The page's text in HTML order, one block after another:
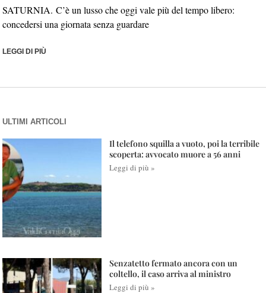
SATURNIA. C’è un lusso che oggi vale più del tempo libero:
concedersi una giornata senza guardare
LEGGI DI PIÙ
ULTIMI ARTICOLI
Il telefono squilla a vuoto, poi la terribile
scoperta: avvocato muore a 56 anni
Leggi di più »
Senzatetto fermato ancora con un
coltello, il caso arriva al ministro
Leggi di più »